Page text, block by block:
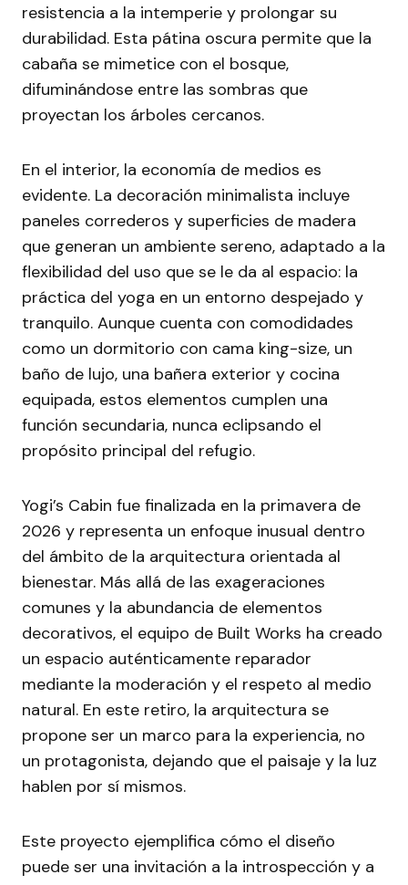
resistencia a la intemperie y prolongar su
durabilidad. Esta pátina oscura permite que la
cabaña se mimetice con el bosque,
difuminándose entre las sombras que
proyectan los árboles cercanos.
En el interior, la economía de medios es
evidente. La decoración minimalista incluye
paneles correderos y superficies de madera
que generan un ambiente sereno, adaptado a la
flexibilidad del uso que se le da al espacio: la
práctica del yoga en un entorno despejado y
tranquilo. Aunque cuenta con comodidades
como un dormitorio con cama king-size, un
baño de lujo, una bañera exterior y cocina
equipada, estos elementos cumplen una
función secundaria, nunca eclipsando el
propósito principal del refugio.
Yogi’s Cabin fue finalizada en la primavera de
2026 y representa un enfoque inusual dentro
del ámbito de la arquitectura orientada al
bienestar. Más allá de las exageraciones
comunes y la abundancia de elementos
decorativos, el equipo de Built Works ha creado
un espacio auténticamente reparador
mediante la moderación y el respeto al medio
natural. En este retiro, la arquitectura se
propone ser un marco para la experiencia, no
un protagonista, dejando que el paisaje y la luz
hablen por sí mismos.
Este proyecto ejemplifica cómo el diseño
puede ser una invitación a la introspección y a